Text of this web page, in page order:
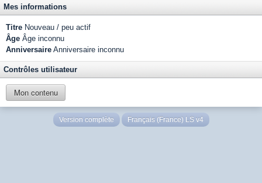
Mes informations
Titre Nouveau / peu actif
Âge Âge inconnu
Anniversaire Anniversaire inconnu
Contrôles utilisateur
Mon contenu
Version complète Français (France) LS v4